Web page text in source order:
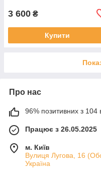
3 600 ₴
Купити
Про нас
96% позитивних з 104
Працює з 26.05.2025
м. Київ
Вулиця Лугова, 16
Україна